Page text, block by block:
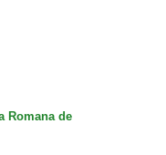
Romana de